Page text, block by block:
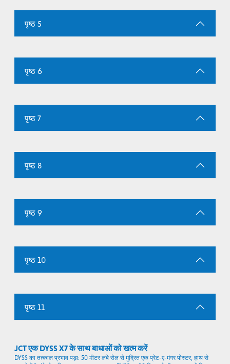
पृष्ठ 5
पृष्ठ 6
पृष्ठ 7
पृष्ठ 8
पृष्ठ 9
पृष्ठ 10
पृष्ठ 11
JCT एक DYSS X7 के साथ बाधाओं को खत्म करें
DYSS का तत्काल प्रभाव पड़ा: 50 मीटर लंबे रोल से मुद्रित एक प्रेट-ए-मंगर पोस्टर, हाथ से